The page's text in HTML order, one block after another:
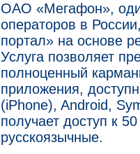
ОАО «Мегафон»,
операторов в
портал» на основе
Услуга позволяет
полноценный
приложения,
(iPhone), Android,
получает доступ к
русскоязычные.